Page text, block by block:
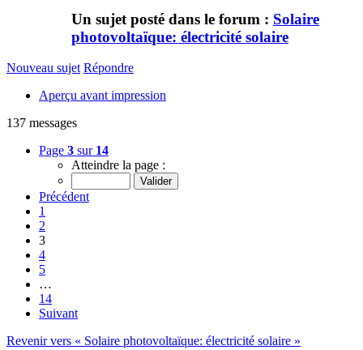
Un sujet posté dans le forum : Solaire
photovoltaïque: électricité solaire
Nouveau sujet Répondre
Aperçu avant impression
137 messages
Page 3 sur 14
Atteindre la page :
Précédent
1
2
3
4
5
…
14
Suivant
Revenir vers « Solaire photovoltaïque: électricité solaire »